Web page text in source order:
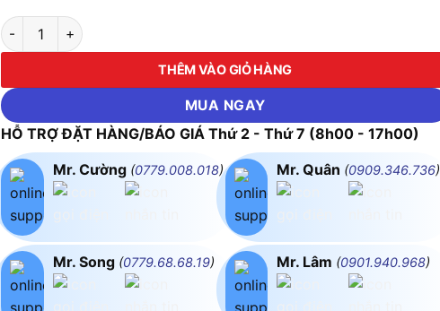
Đồng Hồ Đo Đa Năng Fluke 289 số lượng
THÊM VÀO GIỎ HÀNG
MUA NGAY
HỖ TRỢ ĐẶT HÀNG/BÁO GIÁ Thứ 2 - Thứ 7 (8h00 - 17h00)
Mr. Cường (0779.008.018)
Mr. Song (0779.68.68.19)
Mr. Quân (0909.346.736)
Mr. Lâm (0901.940.968)